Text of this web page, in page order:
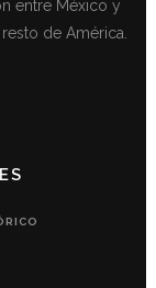
entre México y
de América.